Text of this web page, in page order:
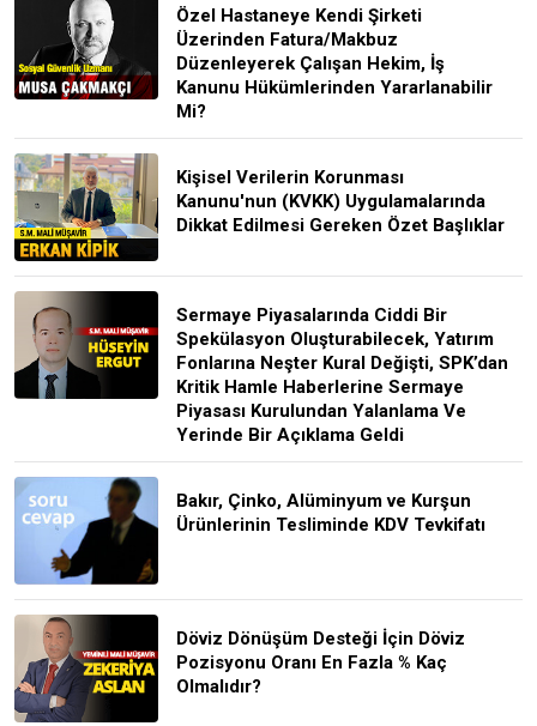
Özel Hastaneye Kendi Şirketi
Üzerinden Fatura/Makbuz
Düzenleyerek Çalışan Hekim, İş
Kanunu Hükümlerinden Yararlanabilir
Mi?
Kişisel Verilerin Korunması
Kanunu'nun (KVKK) Uygulamalarında
Dikkat Edilmesi Gereken Özet Başlıklar
Sermaye Piyasalarında Ciddi Bir
Spekülasyon Oluşturabilecek, Yatırım
Fonlarına Neşter Kural Değişti, SPK’dan
Kritik Hamle Haberlerine Sermaye
Piyasası Kurulundan Yalanlama Ve
Yerinde Bir Açıklama Geldi
Bakır, Çinko, Alüminyum ve Kurşun
Ürünlerinin Tesliminde KDV Tevkifatı
Döviz Dönüşüm Desteği İçin Döviz
Pozisyonu Oranı En Fazla % Kaç
Olmalıdır?